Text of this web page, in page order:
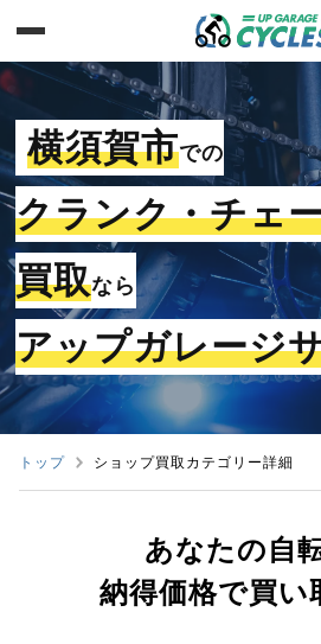
横須賀市での
クランク・チェ
買取なら
アップガレージ
トップ ショップ買取カテゴリー詳細
あなたの自転
納得価格で買い